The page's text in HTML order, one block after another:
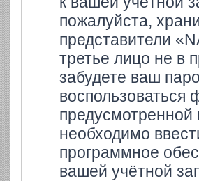
пожалуйста,
представители
третье лицо не в
забудете ваш
воспользоваться
необходимо
программное
вашей учётной